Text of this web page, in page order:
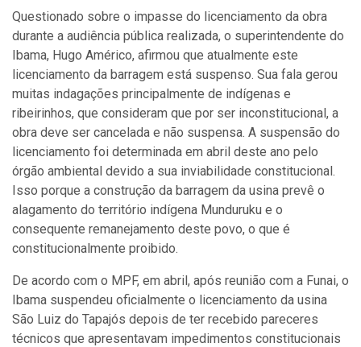
Questionado sobre o impasse do licenciamento da obra
durante a audiência pública realizada, o superintendente do
Ibama, Hugo Américo, afirmou que atualmente este
licenciamento da barragem está suspenso. Sua fala gerou
muitas indagações principalmente de indígenas e
ribeirinhos, que consideram que por ser inconstitucional, a
obra deve ser cancelada e não suspensa. A suspensão do
licenciamento foi determinada em abril deste ano pelo
órgão ambiental devido a sua inviabilidade constitucional.
Isso porque a construção da barragem da usina prevê o
alagamento do território indígena Munduruku e o
consequente remanejamento deste povo, o que é
constitucionalmente proibido.
De acordo com o MPF, em abril, após reunião com a Funai, o
Ibama suspendeu oficialmente o licenciamento da usina
São Luiz do Tapajós depois de ter recebido pareceres
técnicos que apresentavam impedimentos constitucionais